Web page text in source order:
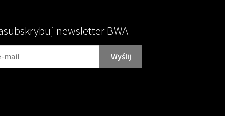
newsletter BWA